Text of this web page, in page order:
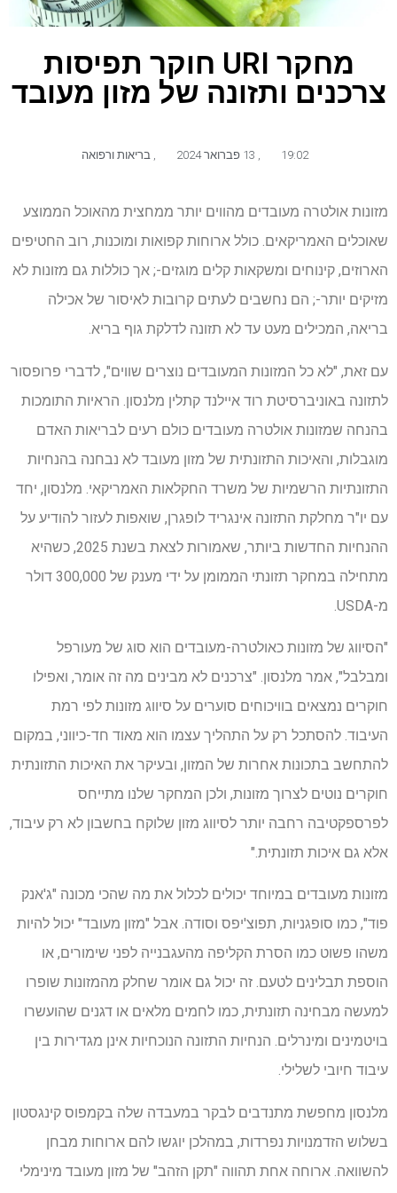
מחקר URI חוקר תפיסות
צרכנים ותזונה של מזון מעובד
19:02 בריאות ורפואה
מזונות אולטרה מעובדים מהווים יותר ממחצית מהאוכל הממוצע
שאוכלים האמריקאים. כולל ארוחות קפואות ומוכנות, רוב החטיפים
הארוזים, קינוחים ומשקאות קלים מוגזים-; אך כוללות גם מזונות לא
מזיקים יותר-; הם נחשבים לעתים קרובות לאיסור של אכילה
בריאה, המכילים מעט עד לא תזונה לדלקת גוף בריא.
עם זאת, "לא כל המזונות המעובדים נוצרים שווים", לדברי פרופסור
לתזונה באוניברסיטת רוד איילנד קתלין מלנסון. הראיות התומכות
בהנחה שמזונות אולטרה מעובדים כולם רעים לבריאות האדם
מוגבלות, והאיכות התזונתית של מזון מעובד לא נבחנה בהנחיות
התזונתיות הרשמיות של משרד החקלאות האמריקאי. מלנסון, יחד
עם יו"ר מחלקת התזונה אינגריד לופגרן, שואפות לעזור להודיע ​​על
ההנחיות החדשות ביותר, שאמורות לצאת בשנת 2025, כשהיא
מתחילה במחקר תזונתי הממומן על ידי מענק של 300,000 דולר
מ-USDA.
"הסיווג של מזונות כאולטרה-מעובדים הוא סוג של מעורפל
ומבלבל", אמר מלנסון. "צרכנים לא מבינים מה זה אומר, ואפילו
חוקרים נמצאים בוויכוחים סוערים על סיווג מזונות לפי רמת
העיבוד. להסתכל רק על התהליך עצמו הוא מאוד חד-כיווני, במקום
להתחשב בתכונות אחרות של המזון, ובעיקר את האיכות התזונתית
חוקרים נוטים לצרוך מזונות, ולכן המחקר שלנו מתייחס
לפרספקטיבה רחבה יותר לסיווג מזון שלוקח בחשבון לא רק עיבוד,
אלא גם איכות תזונתית."
מזונות מעובדים במיוחד יכולים לכלול את מה שהכי מכונה "ג'אנק
פוד", כמו סופגניות, תפוצ'יפס וסודה. אבל "מזון מעובד" יכול להיות
משהו פשוט כמו הסרת הקליפה מהעגבנייה לפני שימורים, או
הוספת תבלינים לטעם. זה יכול גם אומר שחלק מהמזונות שופרו
למעשה מבחינה תזונתית, כמו לחמים מלאים או דגנים שהועשרו
בויטמינים ומינרלים. הנחיות התזונה הנוכחיות אינן מגדירות בין
עיבוד חיובי לשלילי.
מלנסון מחפשת מתנדבים לבקר במעבדה שלה בקמפוס קינגסטון
בשלוש הזדמנויות נפרדות, במהלכן יוגשו להם ארוחות מבחן
להשוואה. ארוחה אחת תהווה "תקן הזהב" של מזון מעובד מינימלי